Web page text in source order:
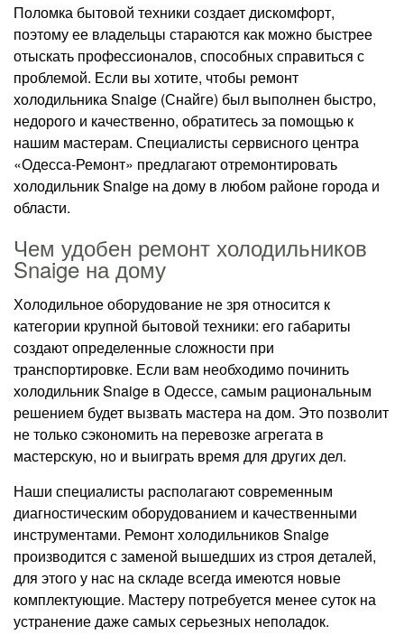
Поломка бытовой техники создает дискомфорт,
поэтому ее владельцы стараются как можно быстрее
отыскать профессионалов, способных справиться с
проблемой. Если вы хотите, чтобы ремонт
холодильника Snaige (Снайге) был выполнен быстро,
недорого и качественно, обратитесь за помощью к
нашим мастерам. Специалисты сервисного центра
«Одесса-Ремонт» предлагают отремонтировать
холодильник Snaige на дому в любом районе города и
области.
Чем удобен ремонт холодильников
Snaige на дому
Холодильное оборудование не зря относится к
категории крупной бытовой техники: его габариты
создают определенные сложности при
транспортировке. Если вам необходимо починить
холодильник Snaige в Одессе, самым рациональным
решением будет вызвать мастера на дом. Это позволит
не только сэкономить на перевозке агрегата в
мастерскую, но и выиграть время для других дел.
Наши специалисты располагают современным
диагностическим оборудованием и качественными
инструментами. Ремонт холодильников Snaige
производится с заменой вышедших из строя деталей,
для этого у нас на складе всегда имеются новые
комплектующие. Мастеру потребуется менее суток на
устранение даже самых серьезных неполадок.